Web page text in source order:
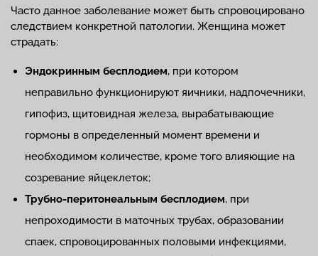
Часто данное заболевание может быть спровоцировано
следствием конкретной патологии. Женщина может
страдать:
Эндокринным бесплодием, при котором
неправильно функционируют яичники, надпочечники,
гипофиз, щитовидная железа, вырабатывающие
гормоны в определенный момент времени и
необходимом количестве, кроме того влияющие на
созревание яйцеклеток;
Трубно-перитонеальным бесплодием, при
непроходимости в маточных трубах, образовании
спаек, спровоцированных половыми инфекциями,